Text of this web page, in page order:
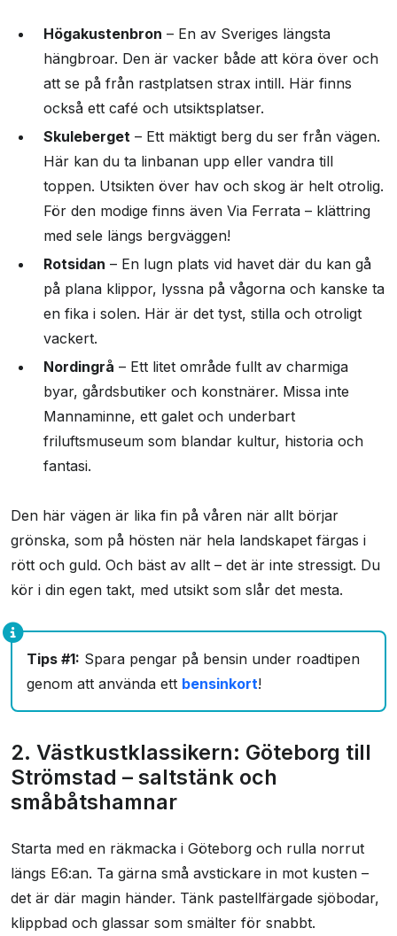
Högakustenbron – En av Sveriges längsta
hängbroar. Den är vacker både att köra över och
att se på från rastplatsen strax intill. Här finns
också ett café och utsiktsplatser.
Skuleberget – Ett mäktigt berg du ser från vägen.
Här kan du ta linbanan upp eller vandra till
toppen. Utsikten över hav och skog är helt otrolig.
För den modige finns även Via Ferrata – klättring
med sele längs bergväggen!
Rotsidan – En lugn plats vid havet där du kan gå
på plana klippor, lyssna på vågorna och kanske ta
en fika i solen. Här är det tyst, stilla och otroligt
vackert.
Nordingrå – Ett litet område fullt av charmiga
byar, gårdsbutiker och konstnärer. Missa inte
Mannaminne, ett galet och underbart
friluftsmuseum som blandar kultur, historia och
fantasi.
Den här vägen är lika fin på våren när allt börjar
grönska, som på hösten när hela landskapet färgas i
rött och guld. Och bäst av allt – det är inte stressigt. Du
kör i din egen takt, med utsikt som slår det mesta.
Tips #1: Spara pengar på bensin under roadtipen
genom att använda ett bensinkort!
2. Västkustklassikern: Göteborg till
Strömstad – saltstänk och
småbåtshamnar
Starta med en räkmacka i Göteborg och rulla norrut
längs E6:an. Ta gärna små avstickare in mot kusten –
det är där magin händer. Tänk pastellfärgade sjöbodar,
klippbad och glassar som smälter för snabbt.